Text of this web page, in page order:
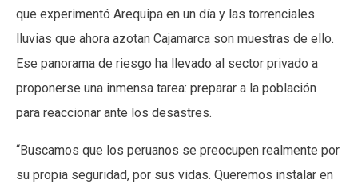
que experimentó Arequipa en un día y las torrenciales
lluvias que ahora azotan Cajamarca son muestras de ello.
Ese panorama de riesgo ha llevado al sector privado a
proponerse una inmensa tarea: preparar a la población
para reaccionar ante los desastres.
“Buscamos que los peruanos se preocupen realmente por
su propia seguridad, por sus vidas. Queremos instalar en